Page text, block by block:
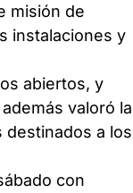
misión de
instalaciones y
abiertos, y
valoró la
destinados a los
con